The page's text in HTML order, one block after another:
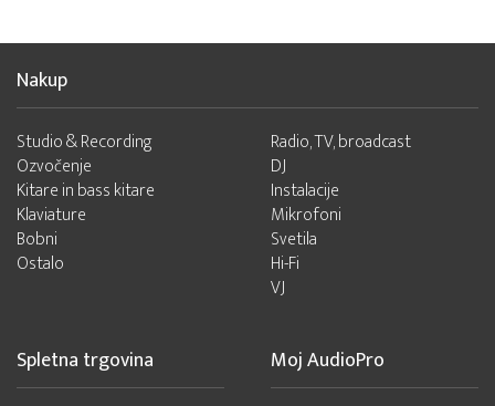
Nakup
Studio & Recording
Ozvočenje
Kitare in bass kitare
Klaviature
Bobni
Ostalo
Radio, TV, broadcast
DJ
Instalacije
Mikrofoni
Svetila
Hi-Fi
VJ
Spletna trgovina Moj AudioPro